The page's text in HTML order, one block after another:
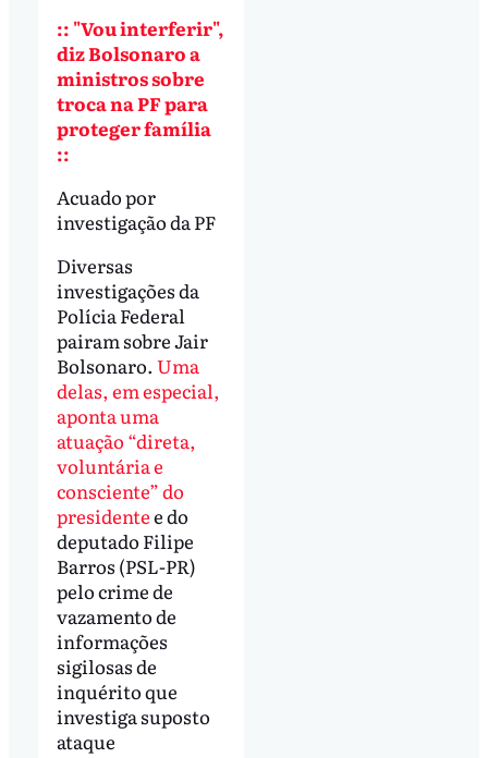
:: "Vou interferir",
diz Bolsonaro a
ministros sobre
troca na PF para
proteger família
::
Acuado por
investigação da PF
Diversas
investigações da
Polícia Federal
pairam sobre Jair
Bolsonaro. Uma
delas, em especial,
aponta uma
atuação “direta,
voluntária e
consciente” do
presidentee do
deputado Filipe
Barros (PSL-PR)
pelo crime de
vazamento de
informações
sigilosas de
inquérito que
investiga suposto
ataque